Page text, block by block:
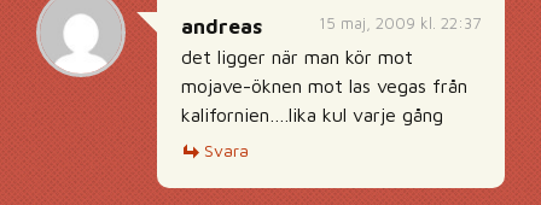
15 maj, 2009 kl. 22:37
andreas
det ligger när man kör mot
mojave-öknen mot las vegas från
kalifornien….lika kul varje gång
Svara